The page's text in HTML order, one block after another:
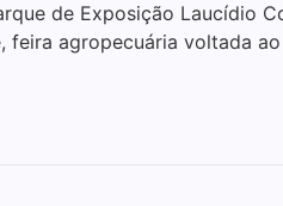
de Exposição Laucídio
feira agropecuária voltada